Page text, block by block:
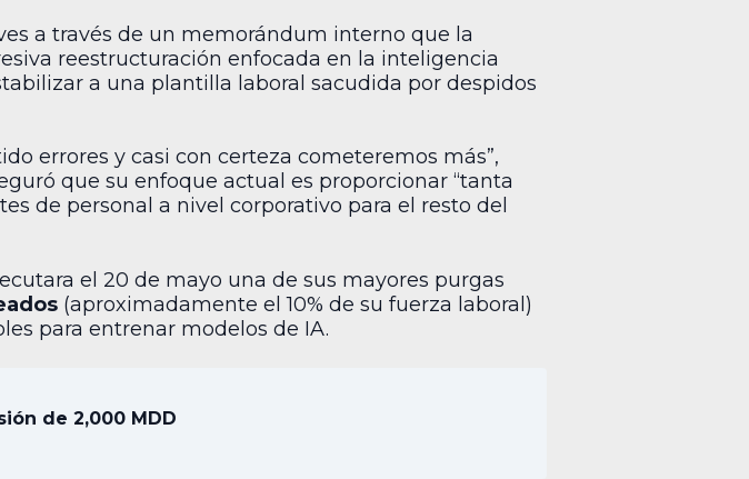
a través de un memorándum interno que la
reestructuración enfocada en la inteligencia
a una plantilla laboral sacudida por despidos
errores y casi con certeza cometeremos más”,
que su enfoque actual es proporcionar “tanta
de personal a nivel corporativo para el resto del
el 20 de mayo una de sus mayores purgas
(aproximadamente el 10% de su fuerza laboral)
para entrenar modelos de IA.
de 2,000 MDD